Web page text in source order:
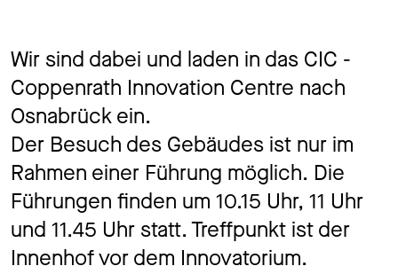
Datenschutz Impressum
Wir sind dabei und laden in das CIC -
Coppenrath Innovation Centre nach
Osnabrück ein.
Der Besuch des Gebäudes ist nur im
Rahmen einer Führung möglich. Die
Führungen finden um 10.15 Uhr, 11 Uhr
und 11.45 Uhr statt. Treffpunkt ist der
Innenhof vor dem Innovatorium.